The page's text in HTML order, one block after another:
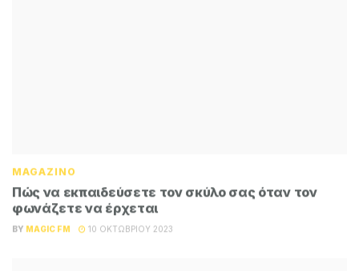
MAGAZINO
Πώς να εκπαιδεύσετε τον σκύλο σας όταν τον
φωνάζετε να έρχεται